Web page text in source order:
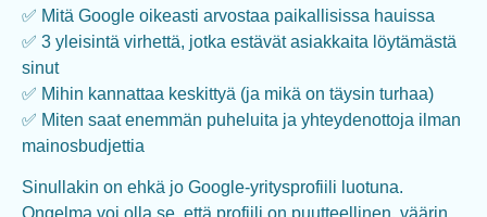
✅ Mitä Google oikeasti arvostaa paikallisissa hauissa
✅ 3 yleisintä virhettä, jotka estävät asiakkaita löytämästä
sinut
✅ Mihin kannattaa keskittyä (ja mikä on täysin turhaa)
✅ Miten saat enemmän puheluita ja yhteydenottoja ilman
mainosbudjettia
Sinullakin on ehkä jo Google-yritysprofiili luotuna.
Ongelma voi olla se, että profiili on puutteellinen, väärin